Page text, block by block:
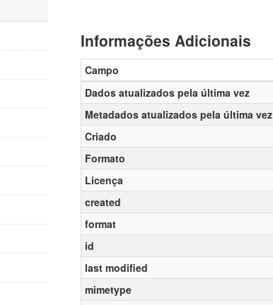
Informações Adicionais
Campo
Dados atualizados pela última vez
Metadados atualizados pela última vez
Criado
Formato
Licença
created
format
id
last modified
mimetype